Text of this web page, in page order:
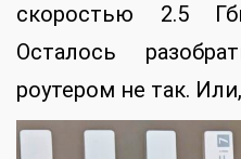
скоростью 2.5
Осталось
роутером не так.